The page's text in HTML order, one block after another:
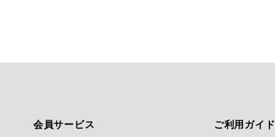
会員サービス
ご利用ガイド